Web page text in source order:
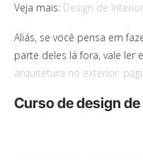
Veja mais: Design de
Aliás, se você pensa em
parte deles lá fora, vale ler
arquitetura no exterior:
Curso de design